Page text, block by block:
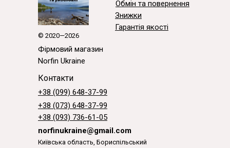
© 2020—2026
Фірмовий магазин
Norfin Ukraine
Обмін та повернення
Знижки
Гарантія якості
Контакти
Київська область, Бориспільський
+38 (099) 648-37-99
norfinukraine@gmail.com
+38 (073) 648-37-99
+38 (093) 736-61-05